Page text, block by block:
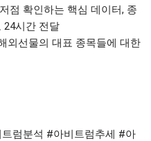
점 확인하는 핵심 데이터, 종
24시간 전달
외선물의 대표 종목들에 대한
럼분석 #아비트럼추세 #아